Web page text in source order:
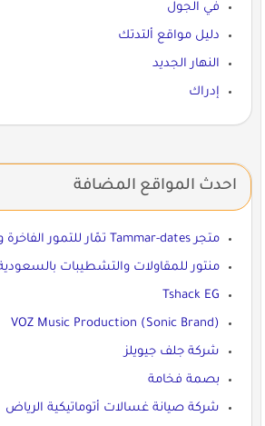
في الجول
دليل مواقع ألتدتك
النهار الجديد
إدراك
احدث المواقع المضافة
متجر Tammar-dates تمّار للتمور الفاخرة و الضيافة
منتور للمقاولات والتشطيبات بالسعودية
Tshack EG
VOZ Music Production (Sonic Brand)
شركة جلف جيويلز
بصمة فخامة
شركة صيانة غسالات أتوماتيكية الرياض